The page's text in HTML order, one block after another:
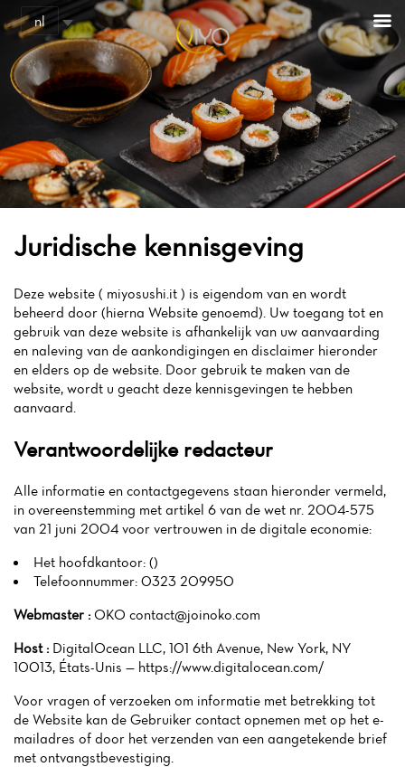
nl
Juridische kennisgeving
Deze website ( miyosushi.it ) is eigendom van en wordt
beheerd door (hierna Website genoemd). Uw toegang tot en
gebruik van deze website is afhankelijk van uw aanvaarding
en naleving van de aankondigingen en disclaimer hieronder
en elders op de website. Door gebruik te maken van de
website, wordt u geacht deze kennisgevingen te hebben
aanvaard.
Verantwoordelijke redacteur
Alle informatie en contactgegevens staan hieronder vermeld,
in overeenstemming met artikel 6 van de wet nr. 2004-575
van 21 juni 2004 voor vertrouwen in de digitale economie:
Het hoofdkantoor: ()
Telefoonnummer: 0323 209950
Webmaster :OKO contact@joinoko.com
Host :DigitalOcean LLC, 101 6th Avenue, New York, NY
10013, États-Unis — https://www.digitalocean.com/
Voor vragen of verzoeken om informatie met betrekking tot
de Website kan de Gebruiker contact opnemen met op het e-
mailadres of door het verzenden van een aangetekende brief
met ontvangstbevestiging.